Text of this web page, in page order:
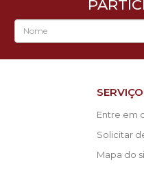
Entre em
Solicitar
Mapa do